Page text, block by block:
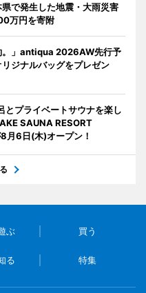
で発生した地震・大雨災害
万円を寄附
。」antiqua 2026AW先行予
ジナルバッグをプレゼン
とプライベートサウナを楽し
SAUNA RESORT
6日(木)オープン！
ぶ 買う
る 特集